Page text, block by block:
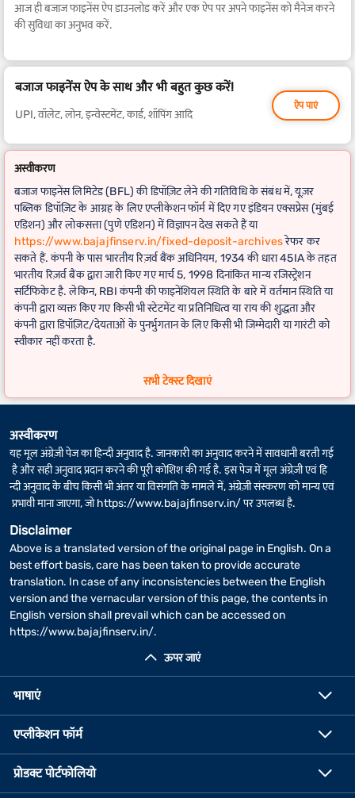
आज ही बजाज फाइनेंस ऐप डाउनलोड करें और एक ऐप पर अपने फाइनेंस को मैनेज करने
की सुविधा का अनुभव करें.
बजाज फाइनेंस ऐप के साथ और भी बहुत कुछ करें!
UPI, वॉलेट, लोन, इन्वेस्टमेंट, कार्ड, शॉपिंग आदि
ऐप पाएं
अस्वीकरण
बजाज फाइनेंस लिमिटेड (BFL) की डिपॉज़िट लेने की गतिविधि के संबंध में, यूज़र
पब्लिक डिपॉज़िट के आग्रह के लिए एप्लीकेशन फॉर्म में दिए गए इंडियन एक्सप्रेस (मुंबई
एडिशन) और लोकसत्ता (पुणे एडिशन) में विज्ञापन देख सकते हैं या
https://www.bajajfinserv.in/fixed-deposit-archivesरेफर कर
सकते हैं. कंपनी के पास भारतीय रिज़र्व बैंक अधिनियम, 1934 की धारा 45IA के तहत
भारतीय रिज़र्व बैंक द्वारा जारी किए गए मार्च 5, 1998 दिनांकित मान्य रजिस्ट्रेशन
सर्टिफिकेट है. लेकिन, RBI कंपनी की फाइनेंशियल स्थिति के बारे में वर्तमान स्थिति या
कंपनी द्वारा व्यक्त किए गए किसी भी स्टेटमेंट या प्रतिनिधित्व या राय की शुद्धता और
कंपनी द्वारा डिपॉज़िट/देयताओं के पुनर्भुगतान के लिए किसी भी जिम्मेदारी या गारंटी को
स्वीकार नहीं करता है.
के लिए वास्तविक रिटर्न कुछ अलग-अलग हो सकता है, अगर फिक्स्ड
सभी टेक्स्ट दिखाएं
ऊपर जाएं
अस्वीकरण
यह मूल अंग्रेज़ी पेज का हिन्दी अनुवाद है. जानकारी का अनुवाद करने में सावधानी बरती गई
है और सही अनुवाद प्रदान करने की पूरी कोशिश की गई है. इस पेज में मूल अंग्रेज़ी एवं हि
न्दी अनुवाद के बीच किसी भी अंतर या विसंगति के मामले में, अंग्रेज़ी संस्करण को मान्य एवं
प्रभावी माना जाएगा, जोhttps://www.bajajfinserv.in/पर उपलब्ध है.
Disclaimer
Above is a translated version of the original page in English. On a
best effort basis, care has been taken to provide accurate
translation. In case of any inconsistencies between the English
version and the vernacular version of this page, the contents in
English version shall prevail which can be accessed on
https://www.bajajfinserv.in/.
भाषाएं
एप्लीकेशन फॉर्म
प्रोडक्ट पोर्टफोलियो